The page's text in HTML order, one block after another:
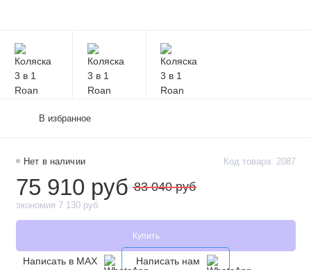
Нет в наличии Код товара: 2087
75 910 руб 83 040 руб
экономия 7 130 руб
Купить
Написать в MAX Написать нам
В избранное